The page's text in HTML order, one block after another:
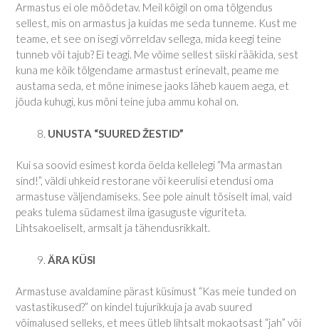
Armastus ei ole mõõdetav. Meil kõigil on oma tõlgendus
sellest, mis on armastus ja kuidas me seda tunneme. Kust me
teame, et see on isegi võrreldav sellega, mida keegi teine
tunneb või tajub? Ei teagi. Me võime sellest siiski rääkida, sest
kuna me kõik tõlgendame armastust erinevalt, peame me
austama seda, et mõne inimese jaoks läheb kauem aega, et
jõuda kuhugi, kus mõni teine juba ammu kohal on.
UNUSTA “SUURED ŽESTID”
Kui sa soovid esimest korda öelda kellelegi “Ma armastan
sind!”, väldi uhkeid restorane või keerulisi etendusi oma
armastuse väljendamiseks. See pole ainult tõsiselt imal, vaid
peaks tulema südamest ilma igasuguste viguriteta.
Lihtsakoeliselt, armsalt ja tähendusrikkalt.
ÄRA KÜSI
Armastuse avaldamine pärast küsimust “Kas meie tunded on
vastastikused?” on kindel tujurikkuja ja avab suured
võimalused selleks, et mees ütleb lihtsalt mokaotsast “jah” või